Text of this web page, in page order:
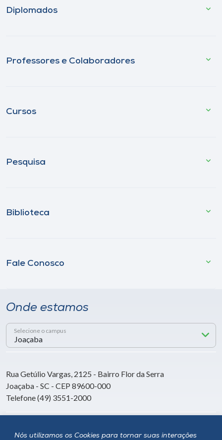
Nós utilizamos os Cookies para tornar suas interações
Diplomados
Professores e Colaboradores
Cursos
Pesquisa
Biblioteca
Fale Conosco
Onde estamos
Selecione o campus
Rua Getúlio Vargas, 2125 - Bairro Flor da Serra
Joaçaba - SC - CEP 89600-000
Telefone (49) 3551-2000
Siga a Unoesc